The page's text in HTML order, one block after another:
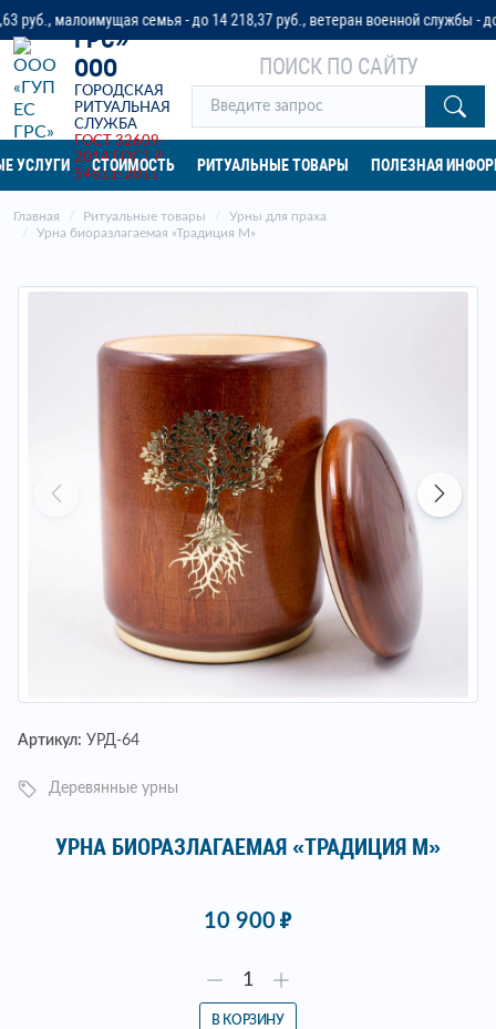
семья - до 14 218,37 руб., ветеран военной службы - до 32
«ГУП ЕС
ГРС»
ООО
ГОРОДСКАЯ
РИТУАЛЬНАЯ
СЛУЖБА
ГОСТ 32609-
2014 ГОСТ Р
54611-2011
ПОИСК ПО САЙТУ
УСЛУГИ СТОИМОСТЬ РИТУАЛЬНЫЕ ТОВАРЫ ПОЛЕЗНАЯ
Главная Ритуальные товары
Урны для праха
Урна биоразлагаемая «Традиция М»
Артикул: УРД-64
Деревянные урны
УРНА БИОРАЗЛАГАЕМАЯ «ТРАДИЦИЯ М»
10 900
В КОРЗИНУ